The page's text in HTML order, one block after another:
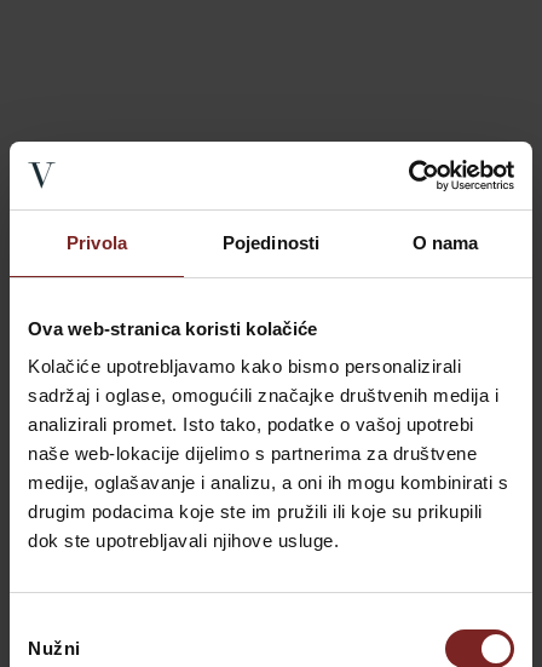
Privola Pojedinosti O nama
Ova web-stranica koristi kolačiće
Kolačiće upotrebljavamo kako bismo personalizirali
sadržaj i oglase, omogućili značajke društvenih medija i
analizirali promet. Isto tako, podatke o vašoj upotrebi
naše web-lokacije dijelimo s partnerima za društvene
medije, oglašavanje i analizu, a oni ih mogu kombinirati s
drugim podacima koje ste im pružili ili koje su prikupili
dok ste upotrebljavali njihove usluge.
pristanka
Nužni